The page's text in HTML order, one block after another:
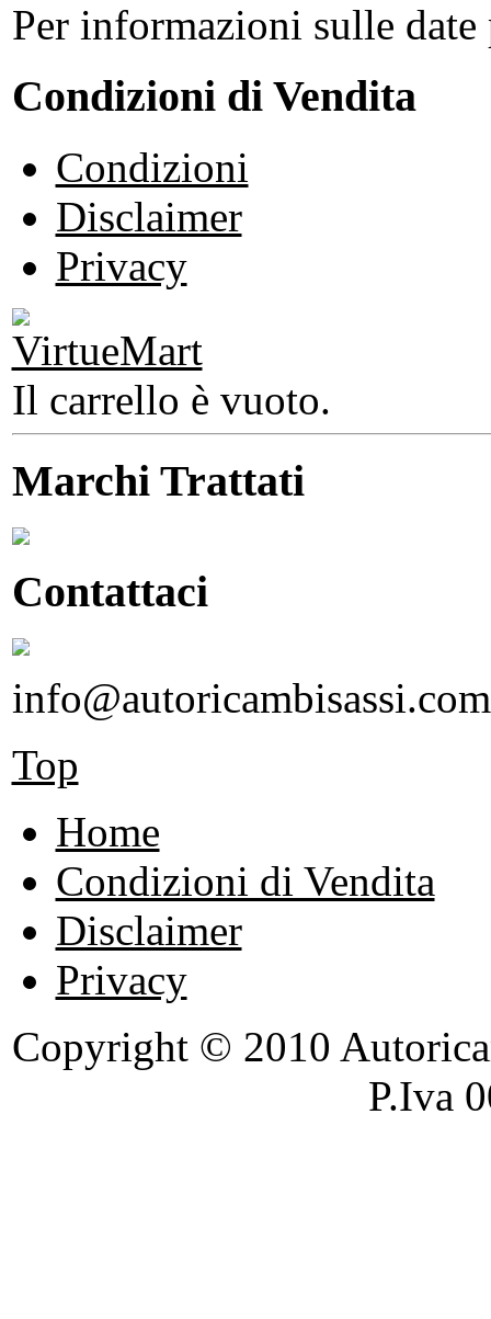
Per informazioni sulle
Condizioni di Vendita
Condizioni
Disclaimer
Privacy
Il carrello è vuoto.
Marchi Trattati
Contattaci
info@autoricambisassi.com
Top
Home
Condizioni di Vendita
Disclaimer
Privacy
Copyright © 2010
P.Iva